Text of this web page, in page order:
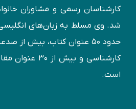
کارشناسان رسمی و مشاوران
شد. وی مسلط به زبان‌های
حدود ۵۰ عنوان كتاب، بیش
کارشناسی و بيش
است.